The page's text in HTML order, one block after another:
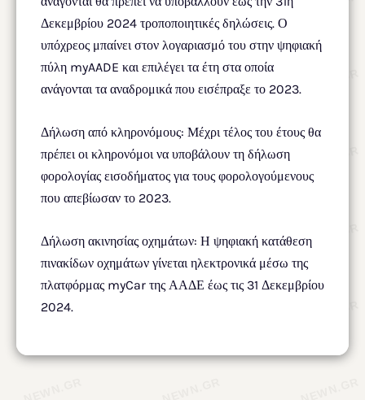
Δεκεμβρίου 2024 τροποποιητικές δηλώσεις. Ο
υπόχρεος μπαίνει στον λογαριασμό του στην ψηφιακή
πύλη myAADE και επιλέγει τα έτη στα οποία
ανάγονται τα αναδρομικά που εισέπραξε το 2023.
Δήλωση από κληρονόμους: Μέχρι τέλος του έτους θα
πρέπει οι κληρονόμοι να υποβάλουν τη δήλωση
φορολογίας εισοδήματος για τους φορολογούμενους
που απεβίωσαν το 2023.
Δήλωση ακινησίας οχημάτων: Η ψηφιακή κατάθεση
πινακίδων οχημάτων γίνεται ηλεκτρονικά μέσω της
πλατφόρμας myCar της ΑΑΔΕ έως τις 31 Δεκεμβρίου
2024.